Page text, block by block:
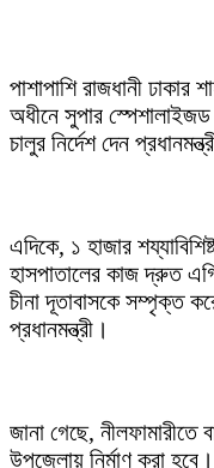
পাশাপাশি রাজধানী ঢাকার
অধীনে সুপার
চালুর নির্দেশ দেন
এদিকে, ১ হাজার
হাসপাতালের কাজ দ্রুত
চীনা দূতাবাসকে সম্পৃক্ত
প্রধানমন্ত্রী।
জানা গেছে, নীলফামারীতে
উপজেলায় নির্মাণ করা হবে।